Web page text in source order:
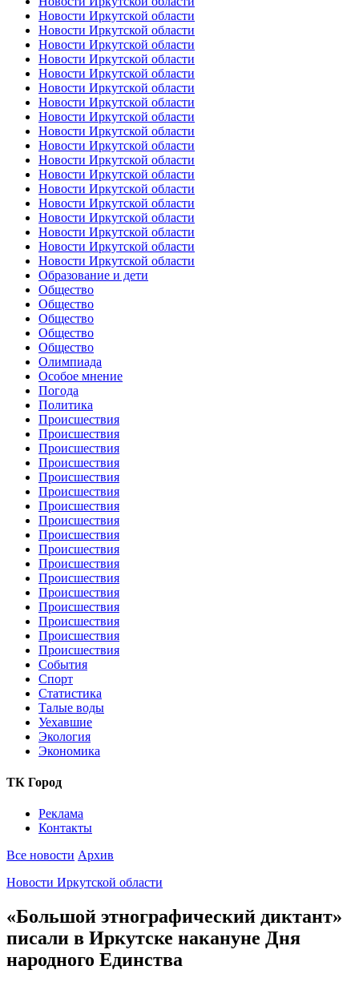
Новости Иркутской области
Новости Иркутской области
Новости Иркутской области
Новости Иркутской области
Новости Иркутской области
Новости Иркутской области
Новости Иркутской области
Новости Иркутской области
Новости Иркутской области
Новости Иркутской области
Новости Иркутской области
Новости Иркутской области
Новости Иркутской области
Новости Иркутской области
Новости Иркутской области
Новости Иркутской области
Новости Иркутской области
Новости Иркутской области
Образование и дети
Общество
Общество
Общество
Общество
Общество
Олимпиада
Особое мнение
Погода
Политика
Происшествия
Происшествия
Происшествия
Происшествия
Происшествия
Происшествия
Происшествия
Происшествия
Происшествия
Происшествия
Происшествия
Происшествия
Происшествия
Происшествия
Происшествия
Происшествия
Происшествия
События
Спорт
Статистика
Талые воды
Уехавшие
Экология
Экономика
ТК Город
Реклама
Контакты
Все новости Архив
Новости Иркутской области
«Большой этнографический диктант»
писали в Иркутске накануне Дня
народного Единства